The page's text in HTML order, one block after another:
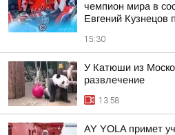
чемпион мира в
Евгений
15:30
У Катюши из
развлечение
13:58
AY YOLA примет